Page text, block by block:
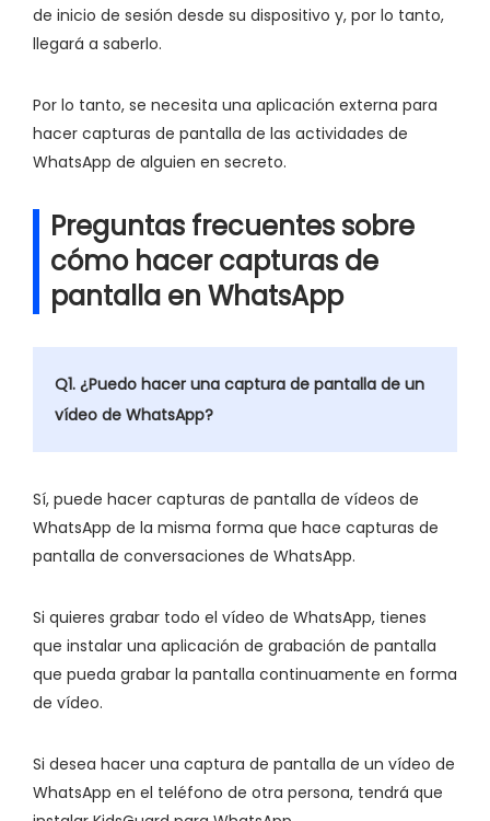
de inicio de sesión desde su dispositivo y, por lo tanto,
llegará a saberlo.
Por lo tanto, se necesita una aplicación externa para
hacer capturas de pantalla de las actividades de
WhatsApp de alguien en secreto.
Preguntas frecuentes sobre
cómo hacer capturas de
pantalla en WhatsApp
Q1. ¿Puedo hacer una captura de pantalla de un
vídeo de WhatsApp?
Sí, puede hacer capturas de pantalla de vídeos de
WhatsApp de la misma forma que hace capturas de
pantalla de conversaciones de WhatsApp.
Si quieres grabar todo el vídeo de WhatsApp, tienes
que instalar una aplicación de grabación de pantalla
que pueda grabar la pantalla continuamente en forma
de vídeo.
Si desea hacer una captura de pantalla de un vídeo de
WhatsApp en el teléfono de otra persona, tendrá que